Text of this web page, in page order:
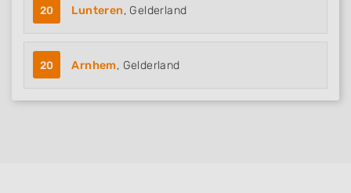
20 Lunteren, Gelderland
20 Arnhem, Gelderland